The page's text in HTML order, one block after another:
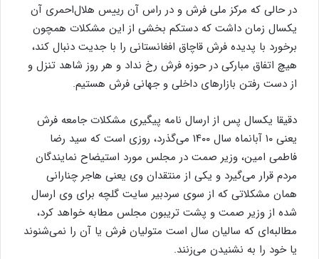
در حالی که مرکز ملی فرش و در راس آن رییس هلال‌احمری آن
یکسال زمان داشت که دستکم بخشی از این مشکلات همچون
برخورد با پدیده فرش قاچاق افغانستانی را با جدیت دنبال کند،
هیچ اتفاق مبارکی در حوزه فرش رخ نداد و هر روز شاهد تنزل و
از دست رفتن بازارهای داخلی و جهانی فرش هستیم.
دقیقا یکسال پس از ارسال نامه پیگیری مشکلات جامعه فرش
یعنی ۱۰ آبانماه سال ۱۴۰۰ می‌گذرد، روزی است که سید رضا
فاطمی امین، وزیر صمت در مجلس مورد استیضاح نمایندگان
مردم قرار می‌گیرد و یکی از منتقدان وی یعنی هاجر چنارانی
همان مشکلاتی که از سوی سردبیر سایت گلچه برای وی ارسال
شده از وزیر صمت و پشت تریبون مجلس مطابه خواهد کرد،
مطالبه‌ای که سالیان سال است متولیان فرش یا آن را نمی‌شنوند
یا خود را به نشنیدن می‌زنند.